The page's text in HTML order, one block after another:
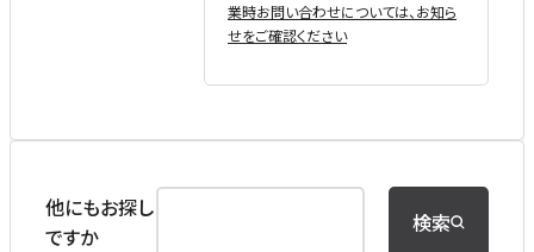
業時お問い合わせについては、お知ら
せをご確認ください
他にもお探し
ですか
検索